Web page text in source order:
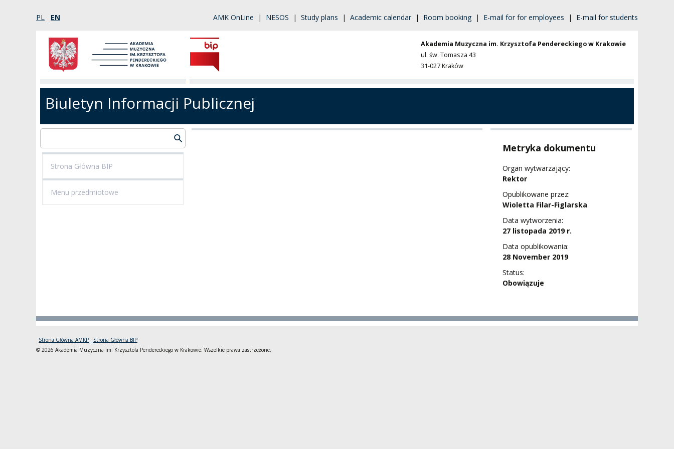
PL EN AMK OnLine | NESOS | Study plans | Academic calendar | Room booking | E-mail for for employees | E-mail for students
Akademia Muzyczna im. Krzysztofa Pendereckiego w Krakowie
ul. św. Tomasza 43
31-027 Kraków
Biuletyn Informacji Publicznej
Strona Główna BIP
Menu przedmiotowe
Metryka dokumentu
Organ wytwarzający:
Rektor
Opublikowane przez:
Wioletta Filar-Figlarska
Data wytworzenia:
27 listopada 2019 r.
Data opublikowania:
28 November 2019
Status:
Obowiązuje
Strona Główna AMKP
Strona Główna BIP
© 2026 Akademia Muzyczna im. Krzysztofa Pendereckiego w Krakowie. Wszelkie prawa zastrzeżone.